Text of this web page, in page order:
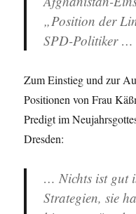
„Position der
SPD-Politiker
Zum Einstieg und zur
Positionen von Frau
Predigt im
Dresden:
… Nichts ist gut
Strategien, sie